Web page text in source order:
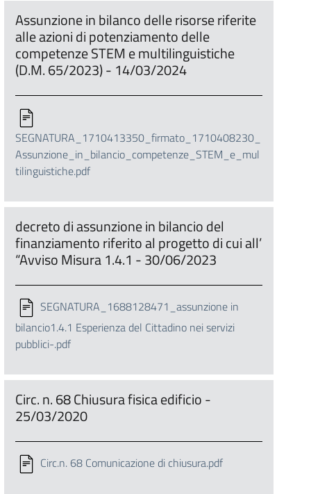
Assunzione in bilanco delle risorse riferite
alle azioni di potenziamento delle
competenze STEM e multilinguistiche
(D.M. 65/2023) - 14/03/2024
SEGNATURA_1710413350_firmato_1710408230_
Assunzione_in_bilancio_competenze_STEM_e_mul
tilinguistiche.pdf
decreto di assunzione in bilancio del
finanziamento riferito al progetto di cui all’
“Avviso Misura 1.4.1 - 30/06/2023
SEGNATURA_1688128471_assunzione in
bilancio1.4.1 Esperienza del Cittadino nei servizi
pubblici-.pdf
Circ. n. 68 Chiusura fisica edificio -
25/03/2020
Circ.n. 68 Comunicazione di chiusura.pdf